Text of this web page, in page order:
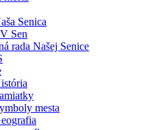
Senica
Sen
rada Našej Senice
mesta